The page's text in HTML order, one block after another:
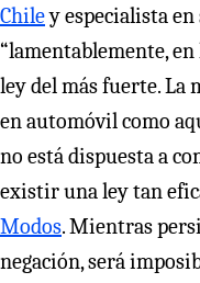
Chiley especialista
“lamentablemente,
ley del más fuerte. La
en automóvil como
no está dispuesta a
existir una ley tan
Modos. Mientras
negación, será